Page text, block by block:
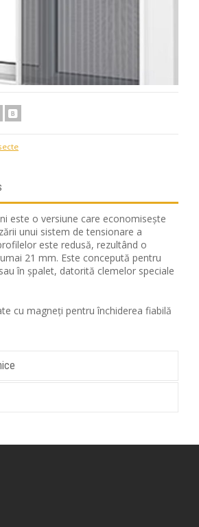
este o versiune care economisește
unui sistem de tensionare a
este redusă, rezultând o
21 mm. Este concepută pentru
în șpalet, datorită clemelor speciale
cu magneți pentru închiderea fiabilă